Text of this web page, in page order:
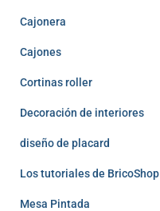
Cajonera
Cajones
Cortinas roller
Decoración de interiores
diseño de placard
Los tutoriales de BricoShop
Mesa Pintada